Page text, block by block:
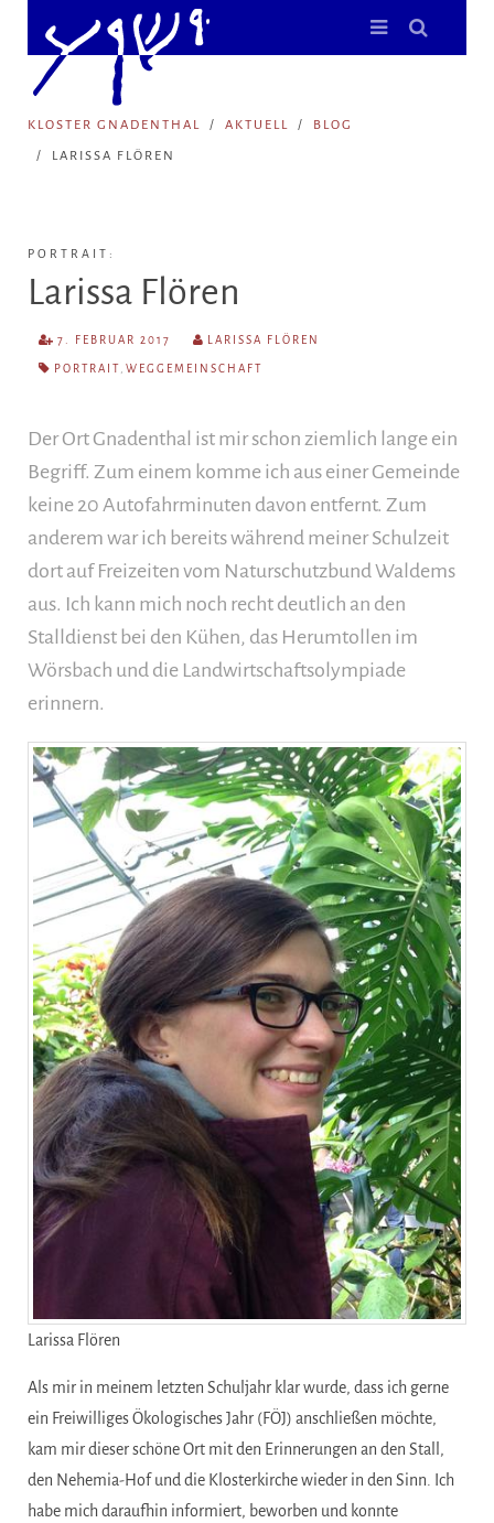
KLOSTER GNADENTHAL AKTUELL BLOG
LARISSA FLÖREN
PORTRAIT:
Larissa Flören
7. FEBRUAR 2017 LARISSA FLÖREN
PORTRAIT WEGGEMEINSCHAFT
Der Ort Gnadenthal ist mir schon ziemlich lange ein
Begriff. Zum einem komme ich aus einer Gemeinde
keine 20 Autofahrminuten davon entfernt. Zum
anderem war ich bereits während meiner Schulzeit
dort auf Freizeiten vom Naturschutzbund Waldems
aus. Ich kann mich noch recht deutlich an den
Stalldienst bei den Kühen, das Herumtollen im
Wörsbach und die Landwirtschaftsolympiade
erinnern.
Larissa Flören
Als mir in meinem letzten Schuljahr klar wurde, dass ich gerne
ein Freiwilliges Ökologisches Jahr (FÖJ) anschließen möchte,
kam mir dieser schöne Ort mit den Erinnerungen an den Stall,
den Nehemia-Hof und die Klosterkirche wieder in den Sinn. Ich
habe mich daraufhin informiert, beworben und konnte